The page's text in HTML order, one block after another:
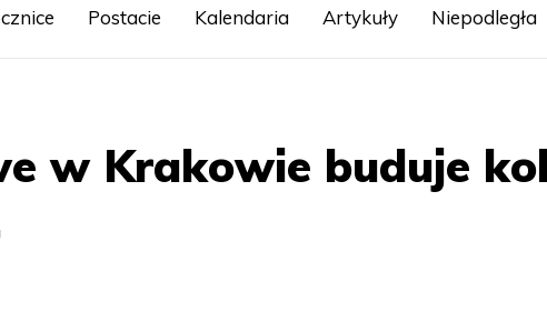
Postacie Kalendaria Artykuły Niepodległa
w Krakowie buduje